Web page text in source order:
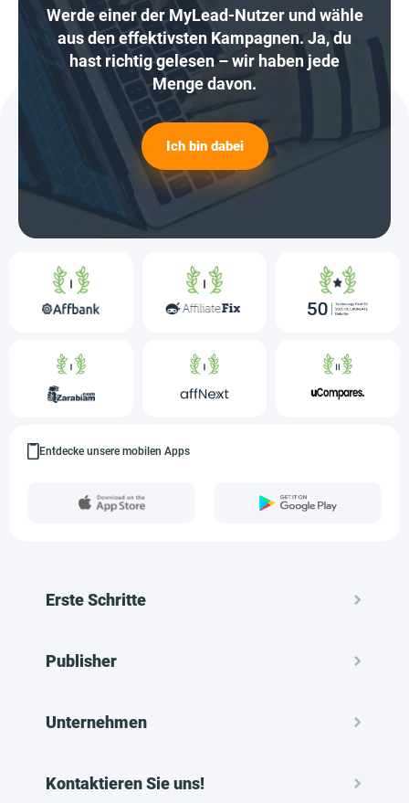
Werde einer der MyLead-Nutzer und wähle
aus den effektivsten Kampagnen. Ja, du
hast richtig gelesen – wir haben jede
Menge davon.
Ich bin dabei
Entdecke unsere mobilen Apps
Erste Schritte
Publisher
Unternehmen
Kontaktieren Sie uns!